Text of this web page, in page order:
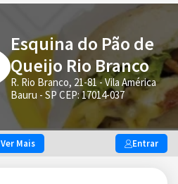
Esquina do Pão de
Queijo Rio Branco
R. Rio Branco, 21-81 - Vila América
Bauru - SP CEP: 17014-037
Entrar
Ver Mais